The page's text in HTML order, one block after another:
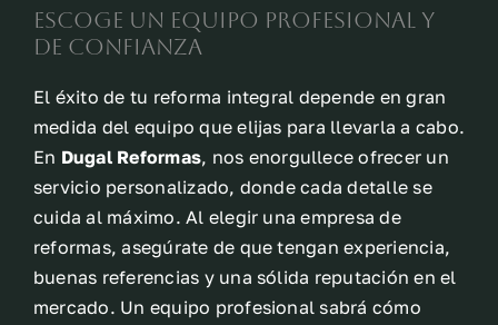
Escoge un equipo profesional y
de confianza
El éxito de tu reforma integral depende en gran
medida del equipo que elijas para llevarla a cabo.
En Dugal Reformas, nos enorgullece ofrecer un
servicio personalizado, donde cada detalle se
cuida al máximo. Al elegir una empresa de
reformas, asegúrate de que tengan experiencia,
buenas referencias y una sólida reputación en el
mercado. Un equipo profesional sabrá cómo